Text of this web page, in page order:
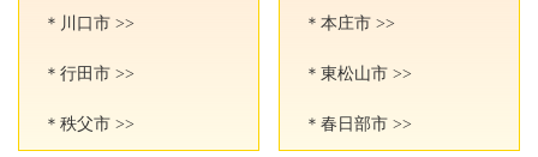
＊川口市 >>
＊行田市 >>
＊秩父市 >>
＊本庄市 >>
＊東松山市 >>
＊春日部市 >>